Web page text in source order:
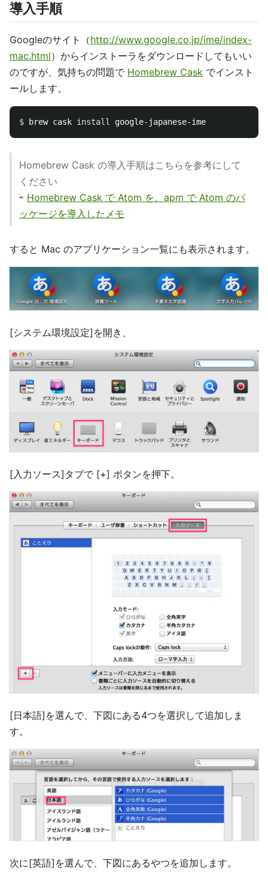
導入手順
Googleのサイト（http://www.google.co.jp/ime/index-
mac.html）からインストーラをダウンロードしてもいい
のですが、気持ちの問題で Homebrew Cask でインスト
ールします。
$ brew cask install
Homebrew Cask の導入手順はこちらを参考にして
ください
⇨ Homebrew Cask で Atom を、apm で Atom のパ
ッケージを導入したメモ
すると Mac のアプリケーション一覧にも表示されます。
[システム環境設定]を開き、
[入力ソース]タブで [+] ボタンを押下。
[日本語]を選んで、下図にある4つを選択して追加しま
す。
次に[英語]を選んで、下図にあるやつを追加します。